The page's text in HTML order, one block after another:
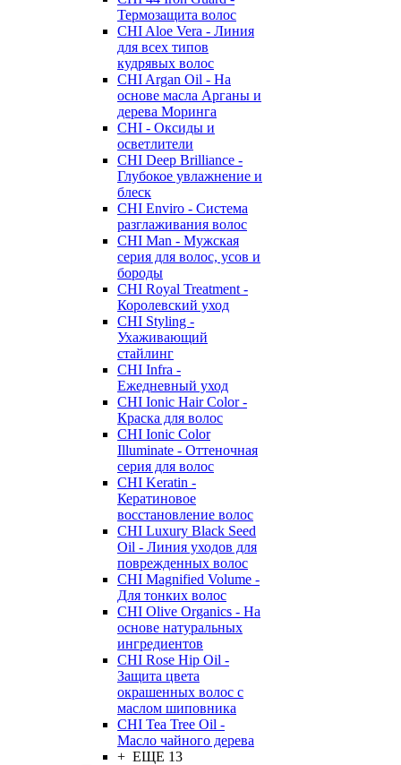
Термозащита волос
CHI Aloe Vera - Линия
для всех типов
кудрявых волос
CHI Argan Oil - На
основе масла Арганы и
дерева Моринга
CHI - Оксиды и
осветлители
CHI Deep Brilliance -
Глубокое увлажнение и
блеск
CHI Enviro - Система
разглаживания волос
CHI Man - Мужская
серия для волос, усов и
бороды
CHI Royal Treatment -
Королевский уход
CHI Styling -
Ухаживающий
стайлинг
CHI Infra -
Ежедневный уход
CHI Ionic Hair Color -
Краска для волос
CHI Ionic Color
Illuminate - Оттеночная
серия для волос
CHI Keratin -
Кератиновое
восстановление волос
CHI Luxury Black Seed
Oil - Линия уходов для
поврежденных волос
CHI Magnified Volume -
Для тонких волос
CHI Olive Organics - На
основе натуральных
ингредиентов
CHI Rose Hip Oil -
Защита цвета
окрашенных волос с
маслом шиповника
CHI Tea Tree Oil -
Масло чайного дерева
+ ЕЩЕ 13